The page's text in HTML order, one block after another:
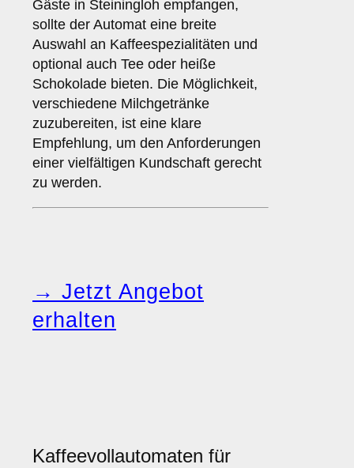
Gäste in Steiningloh empfangen,
sollte der Automat eine breite
Auswahl an Kaffeespezialitäten und
optional auch Tee oder heiße
Schokolade bieten. Die Möglichkeit,
verschiedene Milchgetränke
zuzubereiten, ist eine klare
Empfehlung, um den Anforderungen
einer vielfältigen Kundschaft gerecht
zu werden.
→ Jetzt Angebot
erhalten
Kaffeevollautomaten für